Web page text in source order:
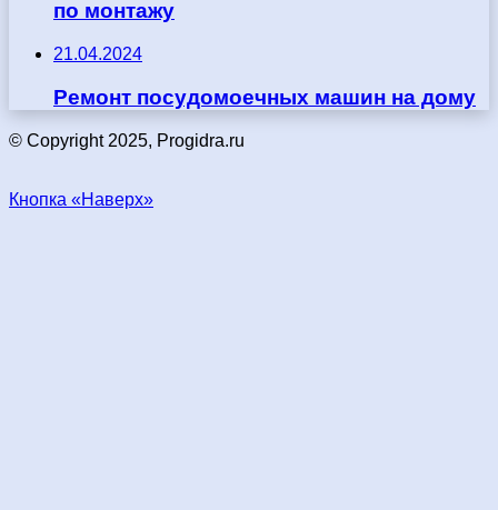
по монтажу
21.04.2024
Ремонт посудомоечных машин на дому
© Copyright 2025, Progidra.ru
Кнопка «Наверх»